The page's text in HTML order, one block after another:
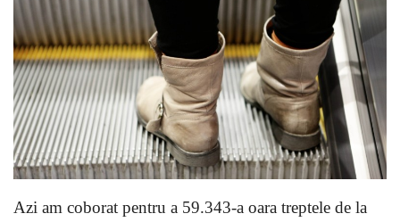
Azi am coborat pentru a 59.343-a oara treptele de la